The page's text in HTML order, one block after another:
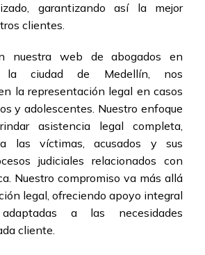
garantizando así la mejor
clientes.
nuestra web de abogados en
la ciudad de Medellín, nos
la representación legal en casos
y adolescentes. Nuestro enfoque
asistencia legal completa,
a las víctimas, acusados y sus
judiciales relacionados con
Nuestro compromiso va más allá
legal, ofreciendo apoyo integral
a las necesidades
cliente.